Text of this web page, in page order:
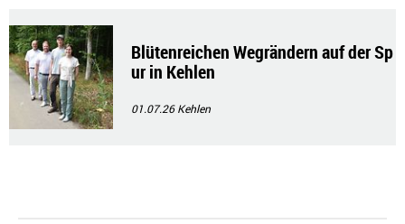
Blütenreichen Wegrändern auf der Sp
ur in Kehlen
01.07.26Kehlen